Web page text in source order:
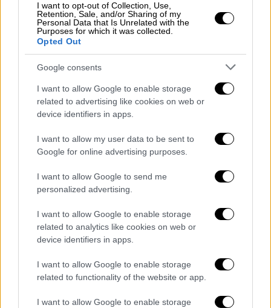
I want to opt-out of Collection, Use,
Retention, Sale, and/or Sharing of my
Personal Data that Is Unrelated with the
Purposes for which it was collected.
Opted Out
Google consents
I want to allow Google to enable storage
related to advertising like cookies on web or
device identifiers in apps.
I want to allow my user data to be sent to
Google for online advertising purposes.
I want to allow Google to send me
personalized advertising.
I want to allow Google to enable storage
related to analytics like cookies on web or
device identifiers in apps.
I want to allow Google to enable storage
related to functionality of the website or app.
I want to allow Google to enable storage
Σε αυτό το χωριό βρέθηκαν 400
άνθρωποι θετικοί στον ιό HIV
Οι αρχές επισημαίνουν ότι προς το παρόν
αγνοούν αν οφείλεται στη σοβαρή αμέλεια
ενός παιδιάτρου ή ήταν σκόπιμη ενέργεια
Κόσμος|04.05.2019 21:47
Θεραπεία εμποδίζει τη μετάδοση του